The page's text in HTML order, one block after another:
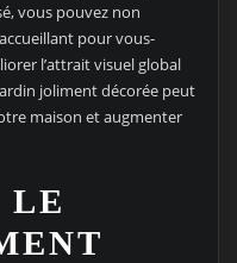
vous pouvez non
pour vous-
l’attrait visuel global
joliment décorée peut
maison et augmenter
LE